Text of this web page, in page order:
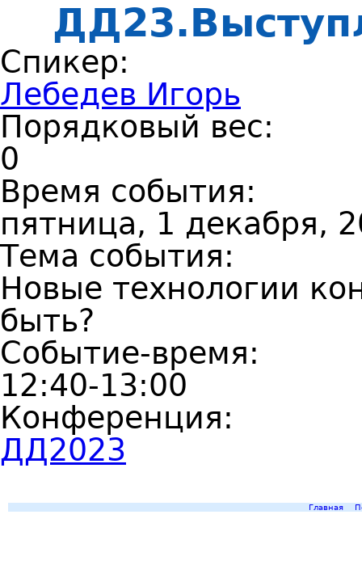
Спикер:
Лебедев Игорь
Порядковый вес:
0
Время события:
пятница, 1 декабря,
Тема события:
Новые технологии
быть?
Событие-время:
12:40-13:00
Конференция:
ДД2023
Главная